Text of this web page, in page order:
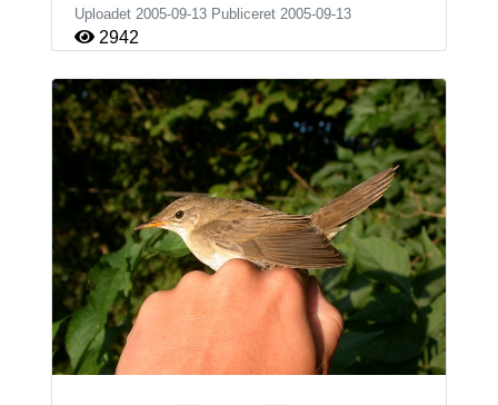
Uploadet 2005-09-13 Publiceret 2005-09-13
2942